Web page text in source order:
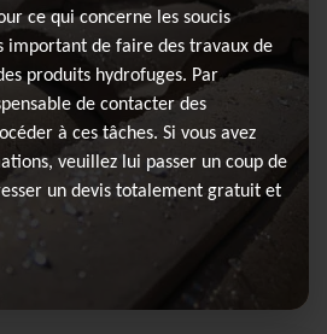
ce qui concerne les soucis
important de faire des travaux de
produits hydrofuges. Par
de contacter des
à ces tâches. Si vous avez
veuillez lui passer un coup de
un devis totalement gratuit et